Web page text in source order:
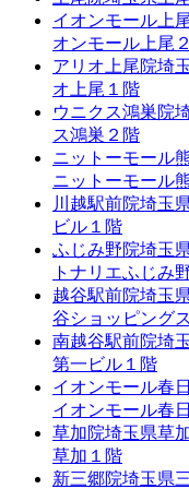
イオンモール上
オンモール上尾
アリオ上尾院埼
オ上尾１階
ウニクス鴻巣院
ス鴻巣２階
ニットーモール
ニットーモール
川越駅前院埼玉
ビル１階
ふじみ野院埼玉
トナリエふじみ
越谷駅前院埼玉
谷ショッピング
南越谷駅前院埼
第一ビル１階
イオンモール春
イオンモール春
草加院埼玉県草
草加１階
新三郷院埼玉県